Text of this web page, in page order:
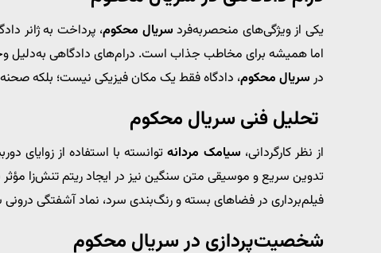
یکی از ویژگی‌های منحصربه‌فرد سریال محکوم، پرداخت به ژانر
اما همیشه برای مخاطب جذاب است. درام‌های دادگاهی به‌دلیل
در سریال محکوم، دادگاه فقط یک مکان فیزیکی نیست؛ بلکه
تحلیل فنی سریال محکوم
از نظر کارگردانی، سیامک مردانهتوانسته با استفاده از زوایای
تدوین سریع و موسیقی متن سنگین نیز در ایجاد ریتم تنش‌زا مؤثر
فیلم‌برداری در فضاهای بسته و رنگ‌بندی سرد، نماد آشفتگی
شخصیت‌پردازی در سریال محکوم